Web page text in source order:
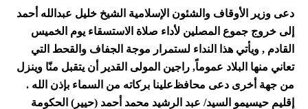
دعى وزير الأوقاف والشئون الإسلامية الشيخ خليل عبدالله أحمد
إلى خروج جموع المصلين لأداء صلاة الاستسقاء يوم الخميس
القادم , ويأتي هذا النداء لستمرار موجة الجفاف والقحط التي
تعاني منها البلاد عموماً, راجين المولى القدير أن يتقبل منّا وينزل
علينا بركاته من السماء بإذن الله .من جهة أخرى دعى محافظ
إقليم حيسيمو السيد/ عبد الرشيد محمد أحمد (حيير) الحكومة